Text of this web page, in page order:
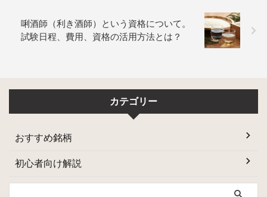
唎酒師（利き酒師）という資格について。
試験日程、費用、資格の活用方法とは？
カテゴリー
おすすめ銘柄
初心者向け解説